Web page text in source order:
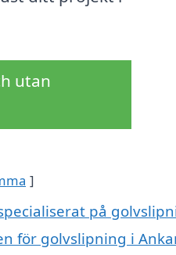
utan
på
för golvslipning i